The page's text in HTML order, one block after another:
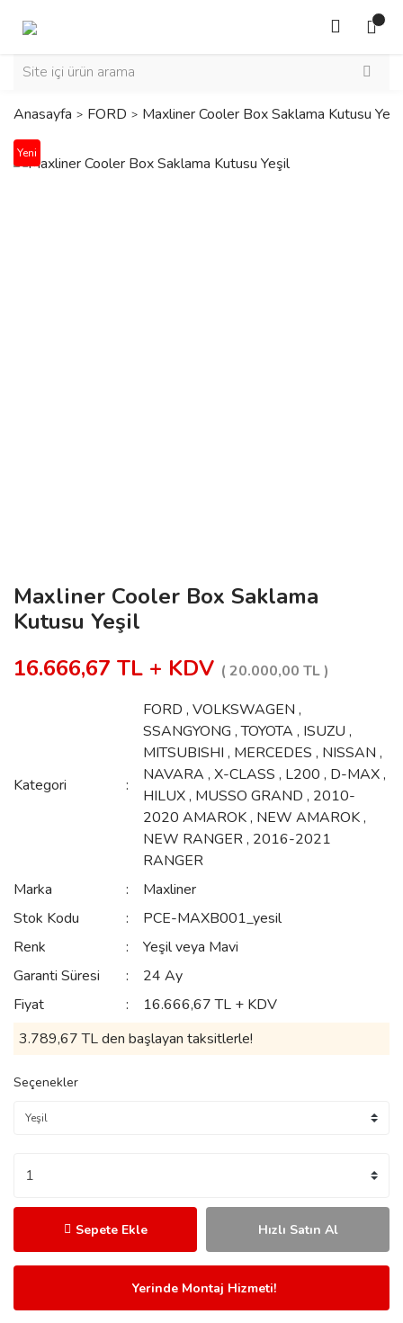
Anasayfa FORD Maxliner Cooler Box Saklama Kutusu Yeşil
Yeni
Maxliner Cooler Box Saklama
Kutusu Yeşil
16.666,67 TL + KDV ( 20.000,00 TL )
Kategori
FORD ,VOLKSWAGEN ,
SSANGYONG ,TOYOTA , ISUZU ,
MITSUBISHI , MERCEDES , NISSAN ,
NAVARA ,X-CLASS , L200 , D-MAX,
HILUX, MUSSO GRAND , 2010-
2020 AMAROK, NEW AMAROK,
NEW RANGER, 2016-2021
RANGER
Marka
Maxliner
Stok Kodu
PCE-MAXB001_yesil
Renk
Yeşil veya Mavi
Garanti Süresi
24 Ay
Fiyat
16.666,67 TL + KDV
3.789,67 TL den başlayan taksitlerle!
Seçenekler
Sepete Ekle Hızlı Satın Al
Yerinde Montaj Hizmeti!